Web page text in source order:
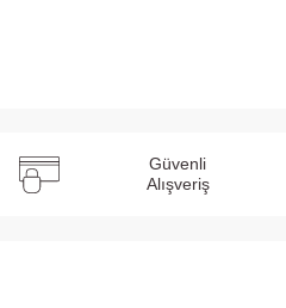
Güvenli
Alışveriş